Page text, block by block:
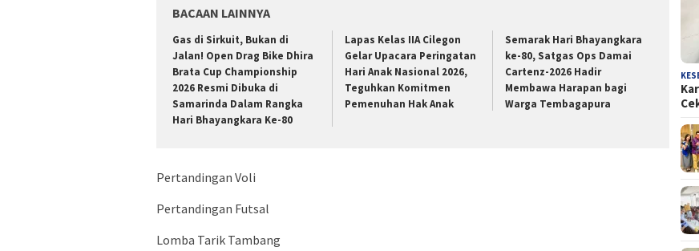
BACAAN LAINNYA
Gas di Sirkuit, Bukan di
Jalan! Open Drag Bike Dhira
Brata Cup Championship
2026 Resmi Dibuka di
Samarinda Dalam Rangka
Hari Bhayangkara Ke-80
Lapas Kelas IIA Cilegon
Gelar Upacara Peringatan
Hari Anak Nasional 2026,
Teguhkan Komitmen
Pemenuhan Hak Anak
Semarak Hari Bhayangkara
ke-80, Satgas Ops Damai
Cartenz-2026 Hadir
Membawa Harapan bagi
Warga Tembagapura
Pertandingan Voli
Pertandingan Futsal
Lomba Tarik Tambang